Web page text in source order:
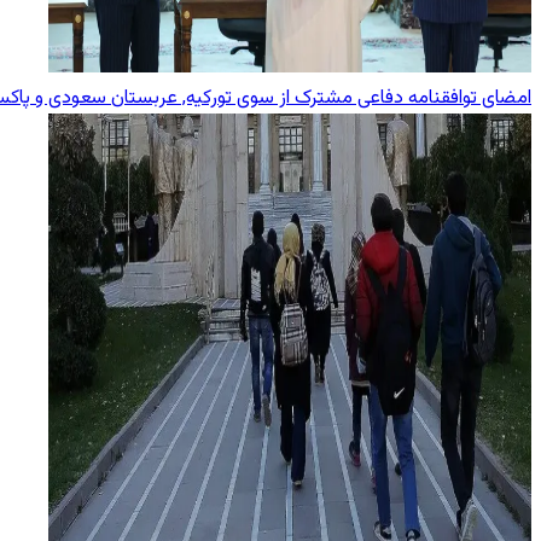
امضای توافقنامه دفاعی مشترک از سوی تورکیه, عربستان سعودی و